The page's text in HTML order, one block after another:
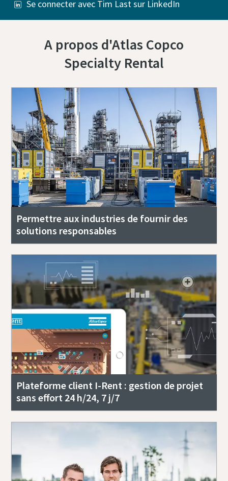
Se connecter avec Tim Last sur LinkedIn
A propos d'Atlas Copco
Specialty Rental
Permettre aux industries de fournir des
solutions responsables
Plateforme client I-Rent : gestion de projet
sans effort 24 h/24, 7 j/7